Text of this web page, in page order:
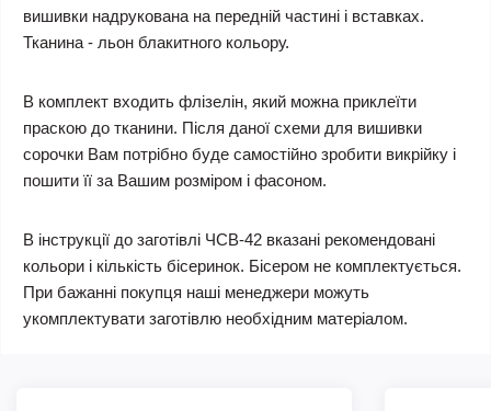
вишивки надрукована на передній частині і вставках.
Тканина - льон блакитного кольору.
В комплект входить флізелін, який можна приклеїти
праскою до тканини. Після даної схеми для вишивки
сорочки Вам потрібно буде самостійно зробити викрійку і
пошити її за Вашим розміром і фасоном.
В інструкції до заготівлі ЧСВ-42 вказані рекомендовані
кольори і кількість бісеринок. Бісером не комплектується.
При бажанні покупця наші менеджери можуть
укомплектувати заготівлю необхідним матеріалом.